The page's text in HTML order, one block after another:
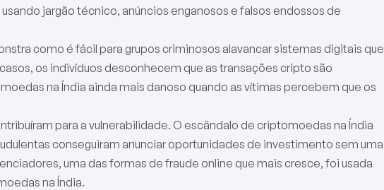
jargão técnico, anúncios enganosos e falsos endossos de
como é fácil para grupos criminosos alavancar sistemas digitais que
os indivíduos desconhecem que as transações cripto são
na Índia ainda mais danoso quando as vítimas percebem que os
para a vulnerabilidade. O escândalo de criptomoedas na Índia
conseguiram anunciar oportunidades de investimento sem uma
uma das formas de fraude online que mais cresce, foi usada
na Índia.